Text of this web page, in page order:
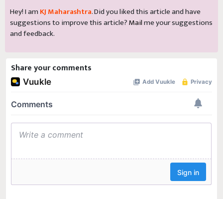
Hey! I am KJ Maharashtra. Did you liked this article and have
suggestions to improve this article?Mailme your suggestions
and feedback.
Share your comments